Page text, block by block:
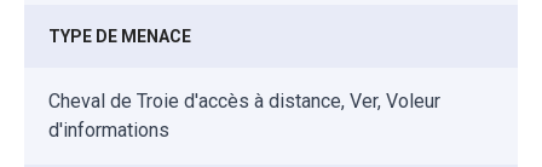
TYPE DE MENACE
Cheval de Troie d'accès à distance, Ver, Voleur
d'informations